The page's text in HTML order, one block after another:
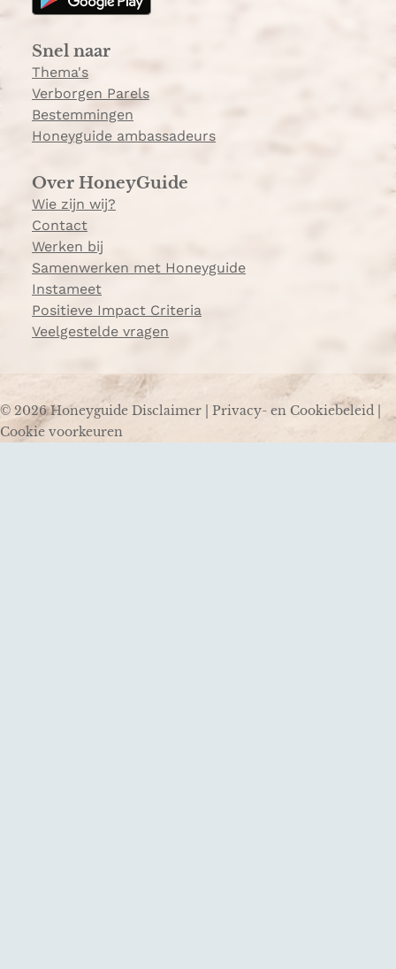
r
m
Snel naar
Thema's
Verborgen Parels
Bestemmingen
Honeyguide ambassadeurs
Over HoneyGuide
Wie zijn wij?
Contact
Werken bij
Samenwerken met Honeyguide
Instameet
Positieve Impact Criteria
Veelgestelde vragen
© 2026 Honeyguide Disclaimer Privacy- en Cookiebeleid
Cookie voorkeuren